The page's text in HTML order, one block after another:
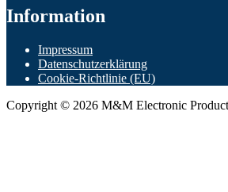
Information
Impressum
Datenschutzerklärung
Cookie-Richtlinie (EU)
Copyright © 2026 M&M Electronic